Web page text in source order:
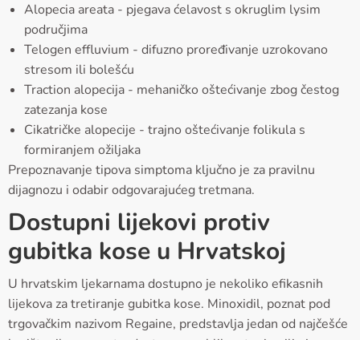
Alopecia areata - pjegava ćelavost s okruglim lysim
područjima
Telogen effluvium - difuzno proređivanje uzrokovano
stresom ili bolešću
Traction alopecija - mehaničko oštećivanje zbog čestog
zatezanja kose
Cikatričke alopecije - trajno oštećivanje folikula s
formiranjem ožiljaka
Prepoznavanje tipova simptoma ključno je za pravilnu
dijagnozu i odabir odgovarajućeg tretmana.
Dostupni lijekovi protiv
gubitka kose u Hrvatskoj
U hrvatskim ljekarnama dostupno je nekoliko efikasnih
lijekova za tretiranje gubitka kose. Minoxidil, poznat pod
trgovačkim nazivom Regaine, predstavlja jedan od najčešće